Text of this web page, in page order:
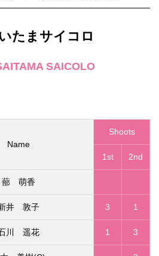
たまサイコロ
SAICOLO
Name
Shoots
1st 2nd
蔀 萌香
井 敦子 3 1
川 遥花 1 3